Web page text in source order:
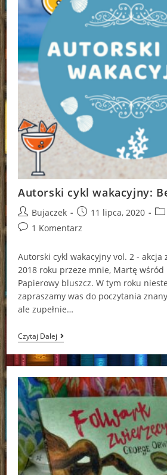
Autorski cykl wakacyjny:
Post
author:
Bujaczek
Post
published:
11 lipca, 2020
Post1 Komentarz
Autorski cykl wakacyjny vol. 2 - akcja
2018 roku przeze mnie, Martę wśród
Papierowy bluszcz. W tym roku
zapraszamy was do poczytania
ale zupełnie…
Czytaj DalejAutorski
Cykl
Wakacyjny:
Beata
Majewska